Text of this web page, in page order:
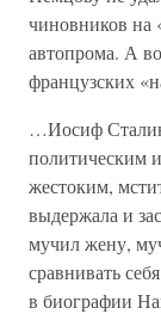
чиновников на
автопрома. А
французских
…Иосиф
политическим
жестоким,
выдержала и
мучил жену,
сравнивать
в биографии